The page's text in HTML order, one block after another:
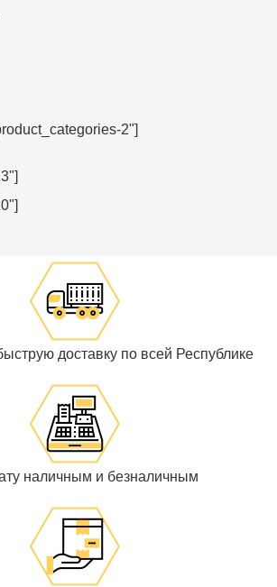
2"]
доставку по всей Республике
наличным и безналичным